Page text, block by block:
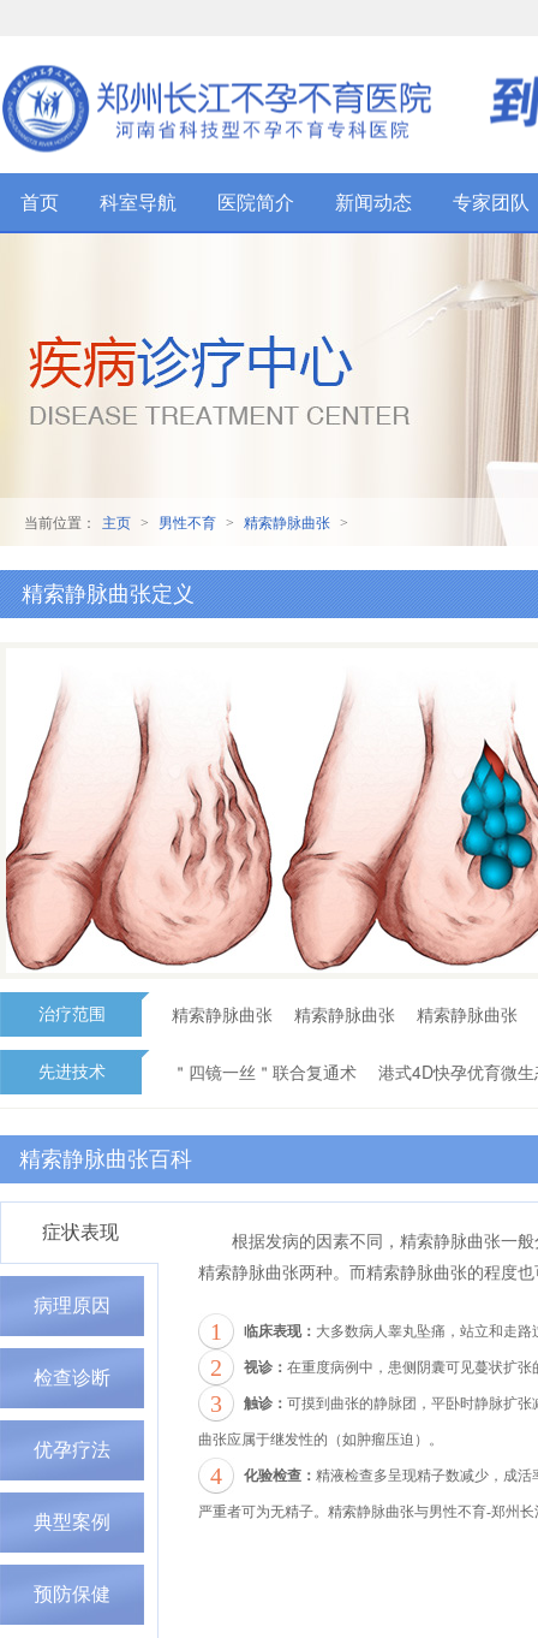
首页 科室导航 医院简介 新闻动态 专家团队
当前位置： 主页 > 男性不育 > 精索静脉曲张 >
精索静脉曲张定义
治疗范围 精索静脉曲张 精索静脉曲张 精索静脉曲张
先进技术 ＂四镜一丝＂联合复通术 港式4D快孕优育微
精索静脉曲张百科
症状表现
病理原因
检查诊断
优孕疗法
典型案例
预防保健
根据发病的因素不同，精索静脉曲张一
精索静脉曲张两种。而精索静脉曲张的程度
1 临床表现： 大多数病人睾丸坠痛，站立和走
2 视诊： 在重度病例中，患侧阴囊可见蔓状扩张
3 触诊： 可摸到曲张的静脉团，平卧时静脉扩
曲张应属于继发性的（如肿瘤压迫）。
4 化验检查： 精液检查多呈现精子数减少，成
严重者可为无精子。精索静脉曲张与男性不育-郑州